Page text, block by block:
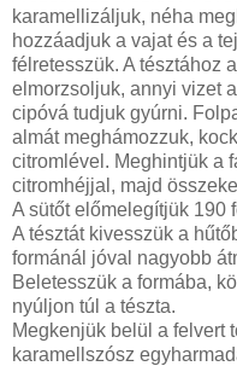
karamellizáljuk, néha
hozzáadjuk a vajat és a
félretesszük. A tésztához
elmorzsoljuk, annyi vizet
cipóvá tudjuk gyúrni.
almát meghámozzuk,
citromlével. Meghintjük a
citromhéjjal, majd
A sütőt előmelegítjük 190
A tésztát kivesszük a
formánál jóval nagyobb
Beletesszük a formába,
nyúljon túl a tészta.
Megkenjük belül a felvert
karamellszósz